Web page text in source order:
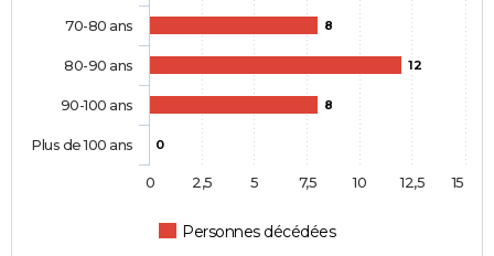
8
12
8
0
Personnes décédées
70-80 ans
80-90 ans
90-100 ans
Plus de 100 ans
0 2,5 5 7,5 10 12,5 15